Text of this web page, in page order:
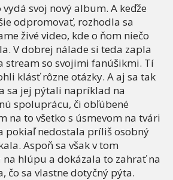
vydá svoj nový album. A keďže
odpromovať, rozhodla sa
živé video, kde o ňom niečo
V dobrej nálade si teda zapla
stream so svojimi fanúšikmi. Tí
klásť rôzne otázky. A aj sa tak
sa jej pýtali napríklad na
spoluprácu, či obľúbené
na to všetko s úsmevom na tvári
pokiaľ nedostala príliš osobný
Aspoň sa však v tom
hlúpu a dokázala to zahrať na
čo sa vlastne dotyčný pýta.